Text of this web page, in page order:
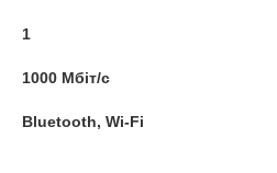
1
1000 Мбіт/с
Bluetooth, Wi-Fi